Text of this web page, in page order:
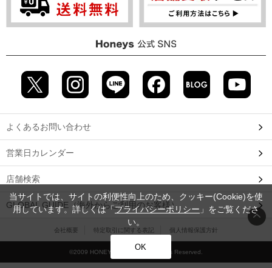
よくあるお問い合わせ
営業日カレンダー
店舗検索
GLOBAL GUIDE（海外からご利用のお客様）
会社概要 特定取引に関する表記 個人情報保護方針
©2009 HONEYS CO., LTD. All Rights Reserved.
当サイトでは、サイトの利便性向上のため、クッキー(Cookie)を使
用しています。詳しくは「プライバシーポリシー 」をご覧くださ
い。
OK